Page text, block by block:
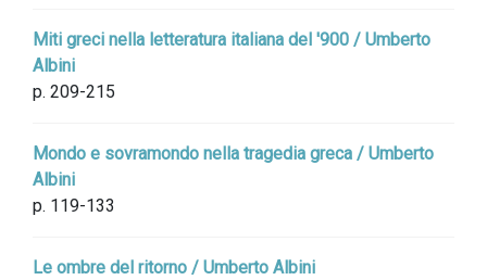
Miti greci nella letteratura italiana del '900 / Umberto
Albini
p. 209-215
Mondo e sovramondo nella tragedia greca / Umberto
Albini
p. 119-133
Le ombre del ritorno / Umberto Albini